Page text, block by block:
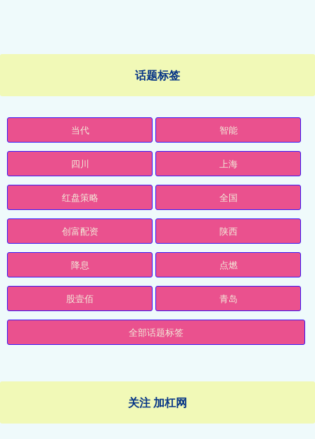
话题标签
当代 智能
四川 上海
红盘策略 全国
创富配资 陕西
降息 点燃
股壹佰 青岛
全部话题标签
关注 加杠网